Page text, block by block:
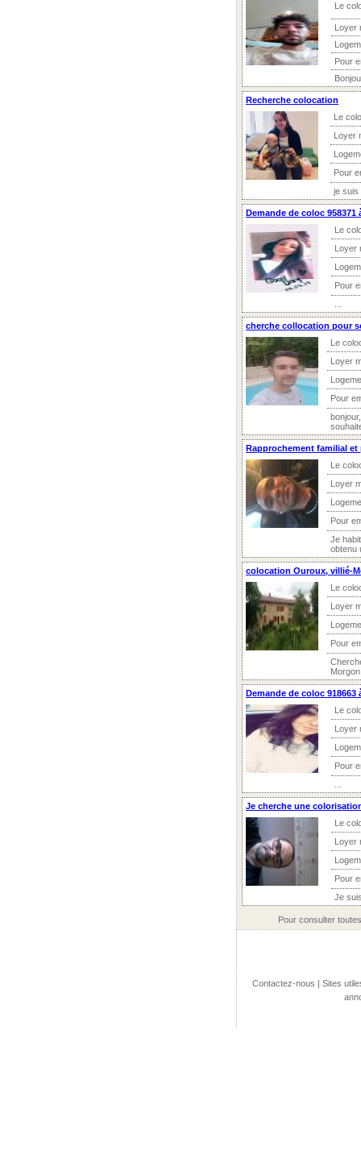
Le
Loyer
Pour
Recherche colocation
Le
Loyer
Pour
je suis
Demande de coloc
Le
Loyer
Pour
cherche collocation pour
Le
Loyer
Pour
Rapprochement familial
Le
Loyer
Pour
Je
obtenu
colocation Ouroux, villié-
Le
Loyer
Pour
Demande de coloc
Le
Loyer
Pour
Je cherche une
Le
Loyer
Pour
Je
Pour consulter
Contactez-nous | Sites